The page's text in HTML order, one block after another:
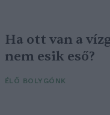
Ha ott van a
nem esik eső?
ÉLŐ BOLYGÓNK